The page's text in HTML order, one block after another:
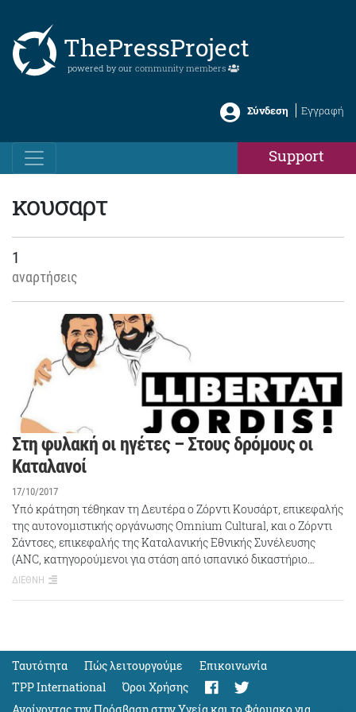
ThePressProject
powered by our community members
Σύνδεση Εγγραφή
Support
κουσαρτ
1
αναρτήσεις
Στη φυλακή οι ηγέτες – Στους δρόμους οι
Καταλανοί
17/10/2017
Υπό κράτηση τέθηκαν τη Δευτέρα ο Ζόρντι Κουσάρτ, επικεφαλής
της αυτονομιστικής οργάνωσης Omnium Cultural, και ο Ζόρντι
Σάντσες, επικεφαλής της Καταλανικής Εθνικής Συνέλευσης
(ANC, κατηγορούμενοι για στάση από ισπανικό δικαστήριο…
ΔΙΕΘΝΗ
Ταυτότητα Πώς λειτουργούμε
Eπικοινωνία
TPP International
Όροι Χρήσης